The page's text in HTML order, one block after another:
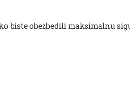
biste obezbedili maksimalnu